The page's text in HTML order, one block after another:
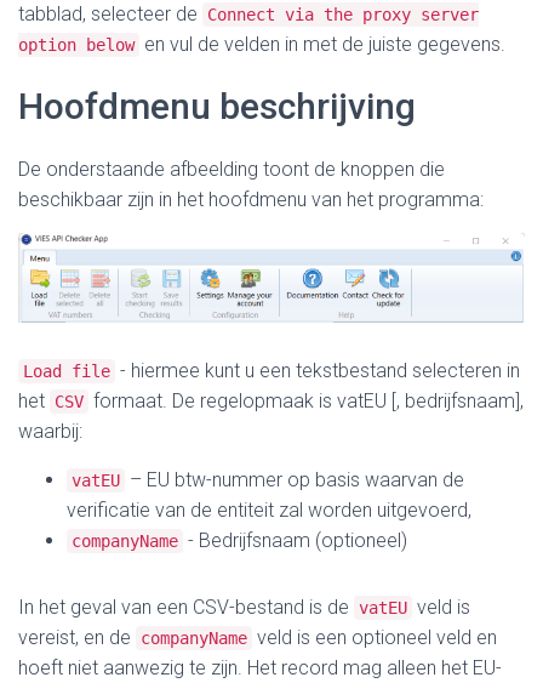
tabblad, selecteer de
Connect via the proxy server
option below en vul de velden in met de juiste gegevens.
Hoofdmenu beschrijving
De onderstaande afbeelding toont de knoppen die
beschikbaar zijn in het hoofdmenu van het programma:
Load file - hiermee kunt u een tekstbestand selecteren in
het CSV formaat. De regelopmaak is vatEU [, bedrijfsnaam],
waarbij:
vatEU – EU btw-nummer op basis waarvan de
verificatie van de entiteit zal worden uitgevoerd,
companyName - Bedrijfsnaam (optioneel)
In het geval van een CSV-bestand is de vatEU veld is
vereist, en de
companyName veld is een optioneel veld en
hoeft niet aanwezig te zijn. Het record mag alleen het EU-